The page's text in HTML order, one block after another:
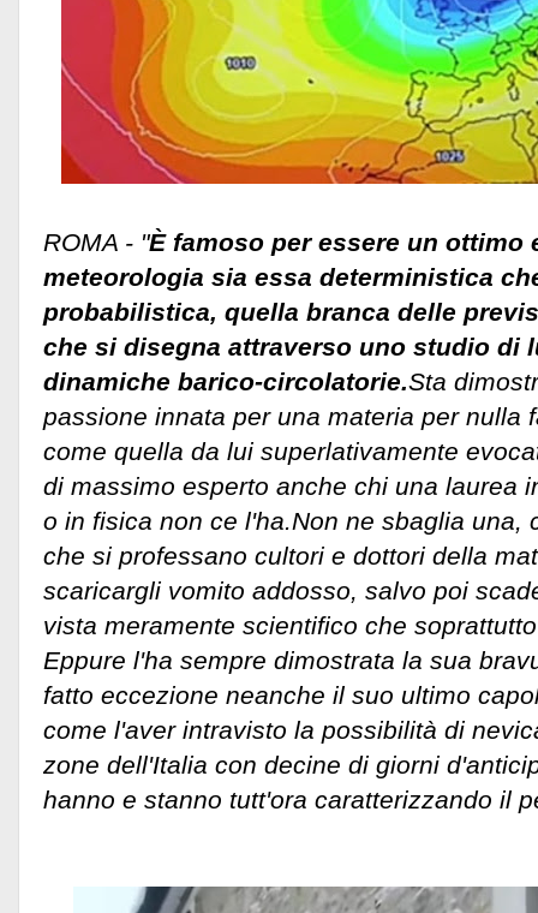
ROMA - "È famoso per essere un ottimo
meteorologia sia essa deterministica
probabilistica, quella branca delle
che si disegna attraverso uno studio di
dinamiche barico-circolatorie.Sta
passione innata per una materia per nulla
come quella da lui superlativamente
di massimo esperto anche chi una laurea
o in fisica non ce l'ha. Non ne sbaglia una,
che si professano cultori e dottori della
scaricargli vomito addosso, salvo poi
vista meramente scientifico che
Eppure l'ha sempre dimostrata la sua
fatto eccezione neanche il suo ultimo
come l'aver intravisto la possibilità di
zone dell'Italia con decine di giorni
hanno e stanno tutt'ora caratterizzando il